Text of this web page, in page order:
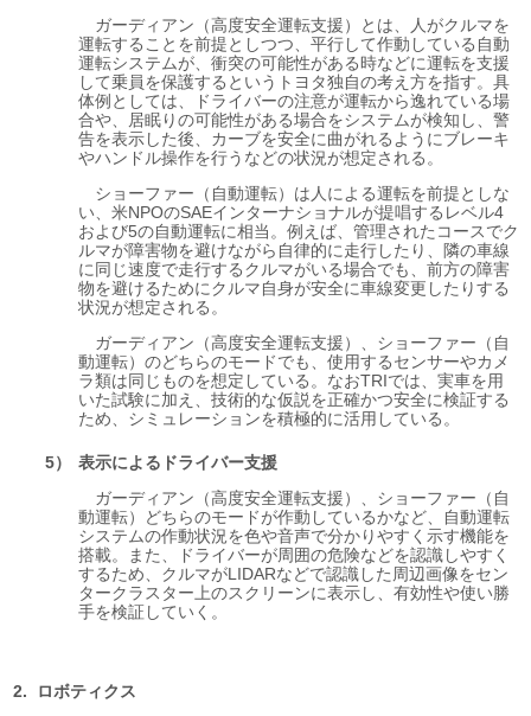
ガーディアン（高度安全運転支援）とは、人がクルマを
運転することを前提としつつ、平行して作動している自動
運転システムが、衝突の可能性がある時などに運転を支援
して乗員を保護するというトヨタ独自の考え方を指す。具
体例としては、ドライバーの注意が運転から逸れている場
合や、居眠りの可能性がある場合をシステムが検知し、警
告を表示した後、カーブを安全に曲がれるようにブレーキ
やハンドル操作を行うなどの状況が想定される。
ショーファー（自動運転）は人による運転を前提としな
い、米NPOのSAEインターナショナルが提唱するレベル4
および5の自動運転に相当。例えば、管理されたコースでク
ルマが障害物を避けながら自律的に走行したり、隣の車線
に同じ速度で走行するクルマがいる場合でも、前方の障害
物を避けるためにクルマ自身が安全に車線変更したりする
状況が想定される。
ガーディアン（高度安全運転支援）、ショーファー（自
動運転）のどちらのモードでも、使用するセンサーやカメ
ラ類は同じものを想定している。なおTRIでは、実車を用
いた試験に加え、技術的な仮説を正確かつ安全に検証する
ため、シミュレーションを積極的に活用している。
表示によるドライバー支援
ガーディアン（高度安全運転支援）、ショーファー（自
動運転）どちらのモードが作動しているかなど、自動運転
システムの作動状況を色や音声で分かりやすく示す機能を
搭載。また、ドライバーが周囲の危険などを認識しやすく
するため、クルマがLIDARなどで認識した周辺画像をセン
タークラスター上のスクリーンに表示し、有効性や使い勝
手を検証していく。
ロボティクス